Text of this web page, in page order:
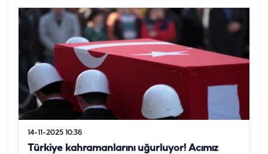
14-11-2025 10:36
Türkiye kahramanlarını uğurluyor! Acımız